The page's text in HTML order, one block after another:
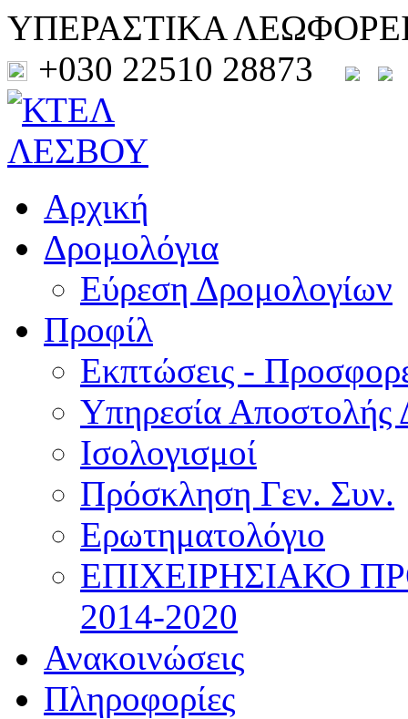
ΥΠΕΡΑΣΤΙΚΑ
+030 22510 28873
Αρχική
Δρομολόγια
Εύρεση Δρομολογίων
Προφίλ
Εκπτώσεις -
Υπηρεσία Αποστολής
Ισολογισμοί
Πρόσκληση Γεν. Συν.
Ερωτηματολόγιο
ΕΠΙΧΕΙΡΗΣΙΑΚΟ
2014-2020
Ανακοινώσεις
Πληροφορίες